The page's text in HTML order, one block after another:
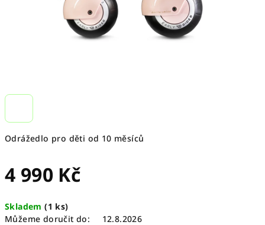
Odrážedlo pro děti od 10 měsíců
4 990 Kč
cena:
Skladem(1 ks)
Můžeme doručit do:
12.8.2026